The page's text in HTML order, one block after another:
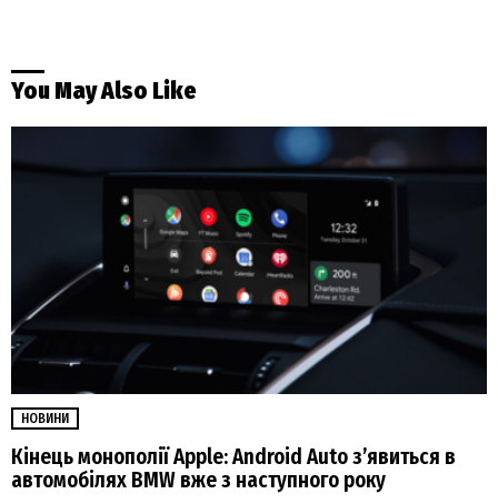
You May Also Like
НОВИНИ
Кінець монополії Apple: Android Auto з’явиться в
автомобілях BMW вже з наступного року